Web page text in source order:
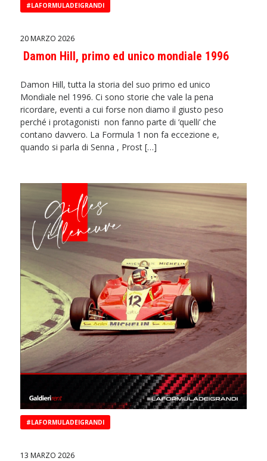
#LAFORMULADEIGRANDI
20 MARZO 2026
Damon Hill, primo ed unico mondiale 1996
Damon Hill, tutta la storia del suo primo ed unico
Mondiale nel 1996. Ci sono storie che vale la pena
ricordare, eventi a cui forse non diamo il giusto peso
perché i protagonisti non fanno parte di ‘quelli’ che
contano davvero. La Formula 1 non fa eccezione e,
quando si parla di Senna , Prost […]
#LAFORMULADEIGRANDI
13 MARZO 2026